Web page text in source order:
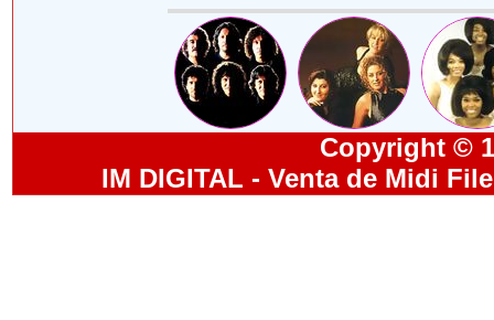
Copyright ©
IM DIGITAL - Venta de Midi